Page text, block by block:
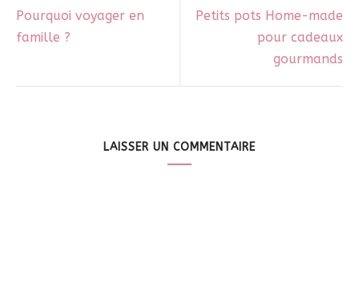
Pourquoi voyager en
famille ?
Petits pots Home-made
pour cadeaux
gourmands
LAISSER UN COMMENTAIRE